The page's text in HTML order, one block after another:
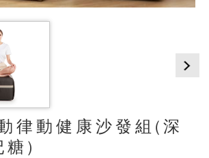
律動健康沙發組(深
糖)